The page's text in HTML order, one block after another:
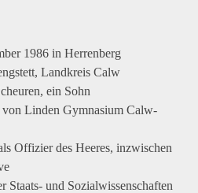
1986 in Herrenberg
Landkreis Calw
ein Sohn
Linden Gymnasium Calw-
Offizier des Heeres, inzwischen
Staats- und Sozialwissenschaften